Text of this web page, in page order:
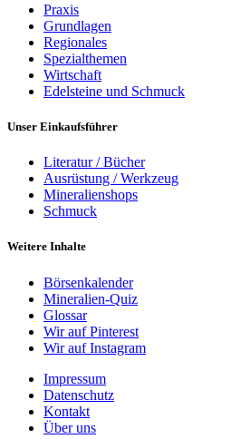
Praxis
Grundlagen
Regionales
Spezialthemen
Wirtschaft
Edelsteine und Schmuck
Unser Einkaufsführer
Literatur / Bücher
Ausrüstung / Werkzeug
Mineralienshops
Schmuck
Weitere Inhalte
Börsenkalender
Mineralien-Quiz
Glossar
Wir auf Pinterest
Wir auf Instagram
Impressum
Datenschutz
Kontakt
Über uns